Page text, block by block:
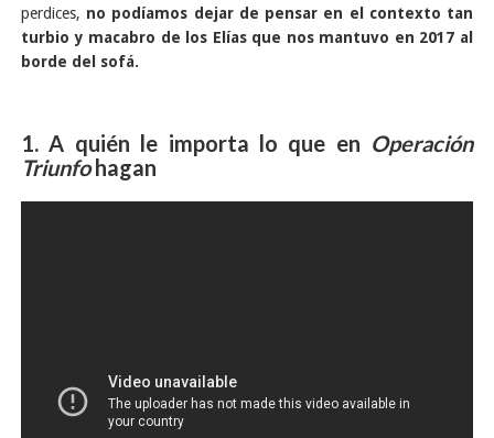
perdices, no podíamos dejar de pensar en el contexto tan
turbio y macabro de los Elías que nos mantuvo en 2017 al
borde del sofá.
1. A quién le importa lo que en Operación
Triunfohagan